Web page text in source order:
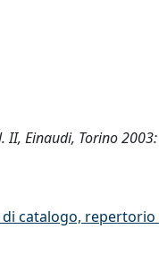
II, Einaudi, Torino
catalogo, repertorio